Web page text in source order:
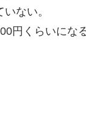
ない。
円くらいにな